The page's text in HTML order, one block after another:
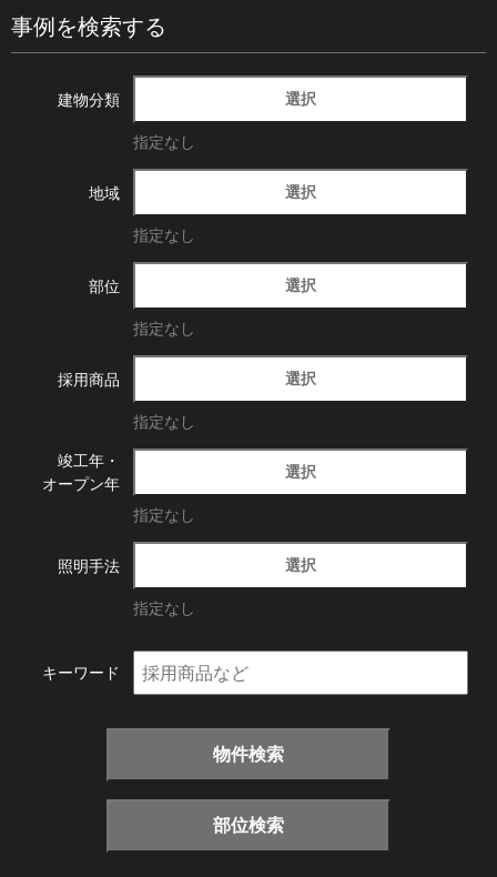
事例を検索する
建物分類 選択
指定なし
地域 選択
指定なし
部位 選択
指定なし
採用商品 選択
指定なし
竣工年・
オープン年
選択
指定なし
照明手法 選択
指定なし
キーワード
物件検索
部位検索